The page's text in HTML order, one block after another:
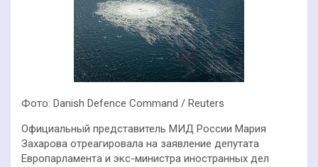
Фото: Danish Defence Command / Reuters
Официальный представитель МИД России Мария
Захарова отреагировала на заявление депутата
Европарламента и экс-министра иностранных дел